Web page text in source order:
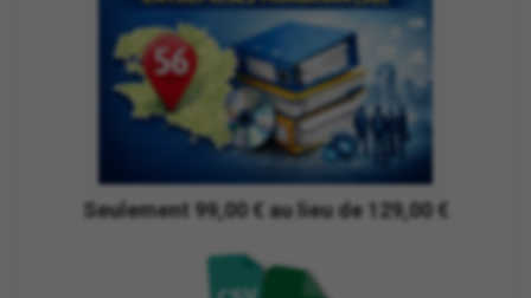
Seulement 99,00 € au lieu de 129,00 €